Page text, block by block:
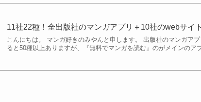
11社22種！全出版社のマンガアプリ＋10社のwebサイ
こんにちは。 マンガ好きのみやんと申します。 出版社のマンガア
ると50種以上ありますが、『無料でマンガを読む』のがメインのア